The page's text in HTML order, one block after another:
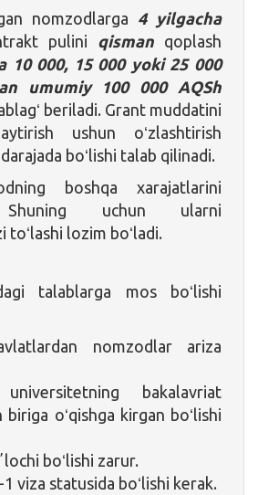
nomzodlarga 4 yilgacha
pulini qisman qoplash
10 000, 15 000 yoki 25 000
umumiy 100 000 AQSh
beriladi. Grant muddatini
ushun oʻzlashtirish
boʻlishi talab qilinadi.
boshqa xarajatlarini
Shuning uchun ularni
toʻlashi lozim boʻladi.
talablarga mos boʻlishi
nomzodlar ariza
bakalavriat
biriga oʻqishga kirgan boʻlishi
boʻlishi zarur.
viza statusida boʻlishi kerak.